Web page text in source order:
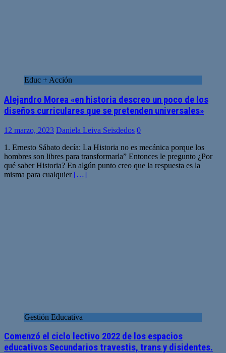
Educ + Acción
Alejandro Morea «en historia descreo un poco de los
diseños curriculares que se pretenden universales»
12 marzo, 2023 Daniela Leiva Seisdedos 0
1. Ernesto Sábato decía: La Historia no es mecánica porque los
hombres son libres para transformarla” Entonces le pregunto ¿Por
qué saber Historia? En algún punto creo que la respuesta es la
misma para cualquier […]
Gestión Educativa
Comenzó el ciclo lectivo 2022 de los espacios
educativos Secundarios travestis, trans y disidentes.